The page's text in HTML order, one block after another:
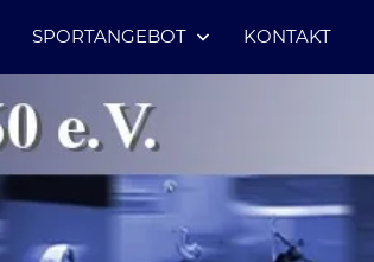
SPORTANGEBOT KONTAKT